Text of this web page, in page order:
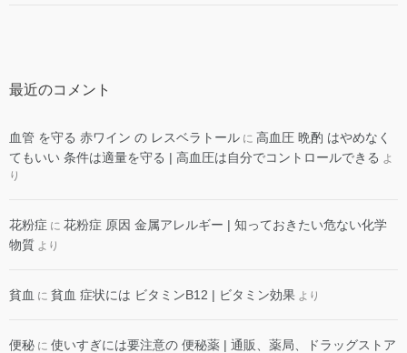
最近のコメント
血管 を守る 赤ワイン の レスベラトール に 高血圧 晩酌 はやめなく
てもいい 条件は適量を守る | 高血圧は自分でコントロールできる よ
り
花粉症 に 花粉症 原因 金属アレルギー | 知っておきたい危ない化学
物質 より
貧血 に 貧血 症状には ビタミンB12 | ビタミン効果 より
便秘 に 使いすぎには要注意の 便秘薬 | 通販、薬局、ドラッグストア